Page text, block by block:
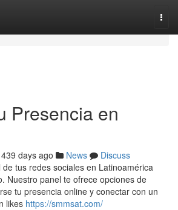
Presencia en
439 days ago News
Discuss
tus redes sociales en Latinoamérica
Nuestro panel te ofrece opciones de
tu presencia online y conectar con un
likes https://smmsat.com/